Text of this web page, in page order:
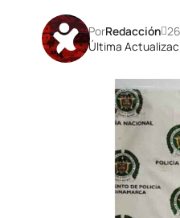
Última
PorRedacción